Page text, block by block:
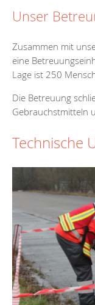
Unser
Zusammen mit
eine
Lage ist 250
Die Betreuung
Gebrauchstmitteln
Technische